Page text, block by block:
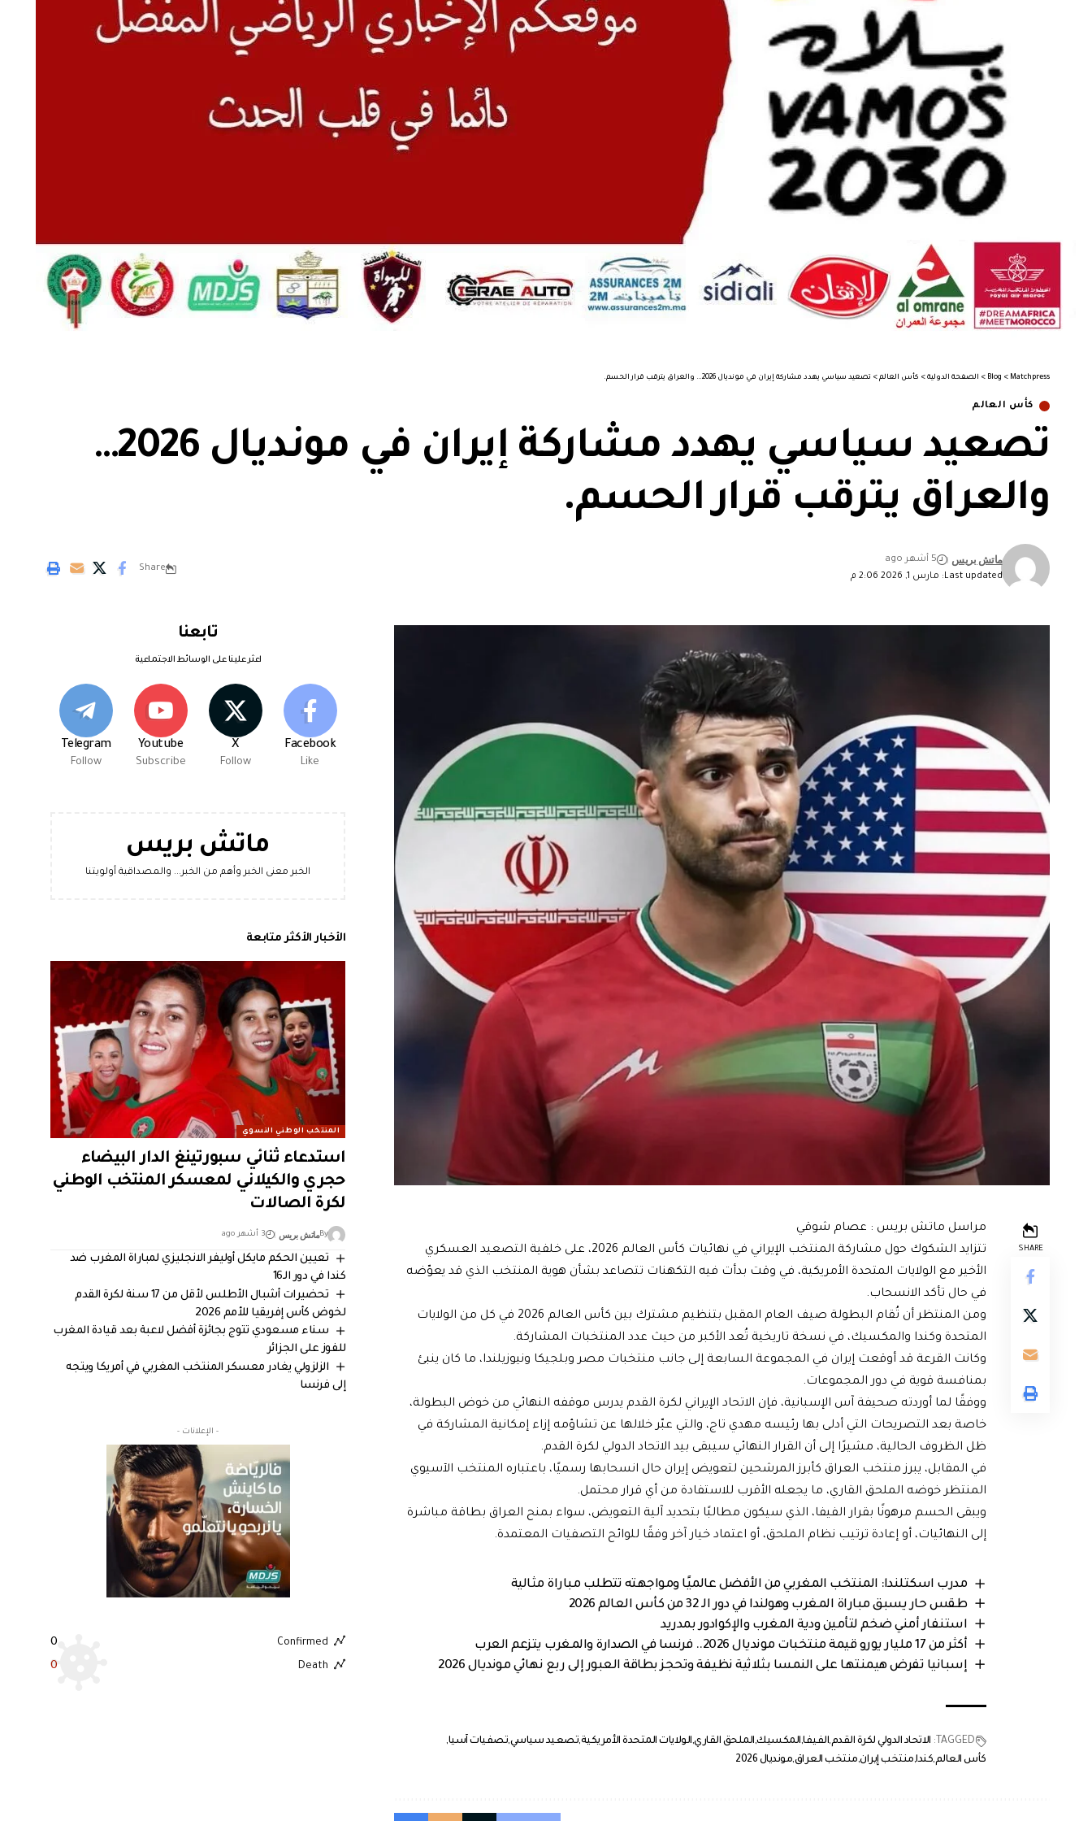
Matchpress
>
Blog
> الصفحة الدولية > كأس العالم > تصعيد سياسي يهدد مشاركة إيران في مونديال 2026… والعراق يترقب قرار الحسم.
كأس العالم
تصعيد سياسي يهدد مشاركة إيران في مونديال 2026…
والعراق يترقب قرار الحسم.
Last updated: مارس 1, 2026 2:06 م
ماتش بريس
5 أشهر ago
Share
SHARE
مراسل ماتش بريس : عصام شوقي
تتزايد الشكوك حول مشاركة المنتخب الإيراني في نهائيات كأس العالم 2026، على خلفية التصعيد العسكري
الأخير مع الولايات المتحدة الأمريكية، في وقت بدأت فيه التكهنات تتصاعد بشأن هوية المنتخب الذي قد يعوّضه
في حال تأكد الانسحاب.
ومن المنتظر أن تُقام البطولة صيف العام المقبل بتنظيم مشترك بين كأس العالم 2026 في كل من الولايات
المتحدة وكندا والمكسيك، في نسخة تاريخية تُعد الأكبر من حيث عدد المنتخبات المشاركة.
وكانت القرعة قد أوقعت إيران في المجموعة السابعة إلى جانب منتخبات مصر وبلجيكا ونيوزيلندا، ما كان ينبئ
بمنافسة قوية في دور المجموعات.
ووفقًا لما أوردته صحيفة آس الإسبانية، فإن الاتحاد الإيراني لكرة القدم يدرس موقفه النهائي من خوض البطولة،
خاصة بعد التصريحات التي أدلى بها رئيسه مهدي تاج، والتي عبّر خلالها عن تشاؤمه إزاء إمكانية المشاركة في
ظل الظروف الحالية، مشيرًا إلى أن القرار النهائي سيبقى بيد الاتحاد الدولي لكرة القدم.
في المقابل، يبرز منتخب العراق كأبرز المرشحين لتعويض إيران حال انسحابها رسميًا، باعتباره المنتخب الآسيوي
المنتظر خوضه الملحق القاري، ما يجعله الأقرب للاستفادة من أي قرار محتمل.
ويبقى الحسم مرهونًا بقرار الفيفا، الذي سيكون مطالبًا بتحديد آلية التعويض، سواء بمنح العراق بطاقة مباشرة
إلى النهائيات، أو إعادة ترتيب نظام الملحق، أو اعتماد خيار آخر وفقًا للوائح التصفيات المعتمدة.
مدرب اسكتلندا: المنتخب المغربي من الأفضل عالميًا ومواجهته تتطلب مباراة مثالية
طقس حار يسبق مباراة المغرب وهولندا في دور الـ 32 من كأس العالم 2026
استنفار أمني ضخم لتأمين ودية المغرب والإكوادور بمدريد
أكثر من 17 مليار يورو قيمة منتخبات مونديال 2026.. فرنسا في الصدارة والمغرب يتزعم العرب
إسبانيا تفرض هيمنتها على النمسا بثلاثية نظيفة وتحجز بطاقة العبور إلى ربع نهائي مونديال 2026
TAGGED: الاتحاد الدولي لكرة القدم الفيفا المكسيك الملحق القاري الولايات المتحدة الأمريكيةتصعيد سياسيتصفيات آسيا
كأس العالم كندا منتخب إيران منتخب العراقمونديال 2026
تابعنا
اعثر علينا على الوسائط الاجتماعية
Facebook
Like
X
Follow
Youtube
Subscribe
Telegram
Follow
ماتش بريس
الخبر معنى الخبر وأهم من الخبر... والمصداقية أولويتنا
الأخبار الأكثر متابعة
المنتخب الوطني النسوي
استدعاء ثنائي سبورتينغ الدار البيضاء
حجري والكيلاني لمعسكر المنتخب الوطني
لكرة الصالات
Byماتش بريس 3 أشهر ago
تعيين الحكم مايكل أوليفر الانجليزي لمباراة المغرب ضد
كندا في دور الـ16
تحضيرات أشبال الأطلس لأقل من 17 سنة لكرة القدم
لخوض كأس إفريقيا للأمم 2026
سناء مسعودي تتوج بجائزة أفضل لاعبة بعد قيادة المغرب
للفوز على الجزائر
الزلزولي يغادر معسكر المنتخب المغربي في أمريكا ويتجه
إلى فرنسا
- الإعلانات -
Confirmed
0
Death
0